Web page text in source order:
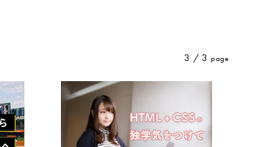
3 / 3 page